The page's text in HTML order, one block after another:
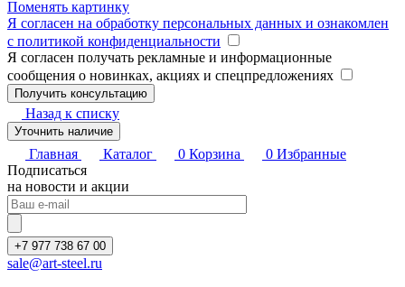
Поменять картинку
Я согласен на обработку персональных данных и ознакомлен
с политикой конфиденциальности
Я согласен получать рекламные и информационные
сообщения о новинках, акциях и спецпредложениях
Назад к списку
Уточнить наличие
Главная Каталог 0 Корзина 0 Избранные
Подписаться
на новости и акции
+7 977 738 67 00
sale@art-steel.ru